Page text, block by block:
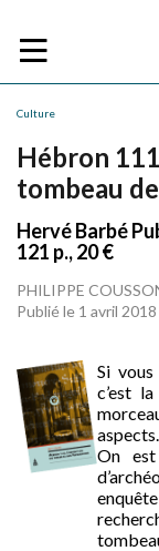
Culture
Hébron
tombeau
Hervé Barbé
121 p., 20 €
PHILIPPE
Publié le 1 avril
Si
c’est
On